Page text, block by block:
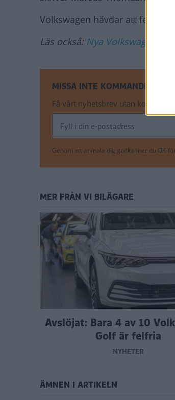
Volkswagen hävdar att felet
Läs också: Nya Volkswagen
MISSA INTE KOMMANDE
Få vårt nyhetsbrev utan kostnad
Genom att anmäla dig godkänner du OK-
MER FRÅN VI BILÄGARE
Avslöjat: Bara 4 av 10
Golf är felfria
NYHETER
ÄMNEN I ARTIKELN